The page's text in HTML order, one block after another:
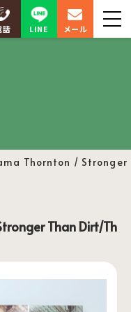
話 LINE メール
Thornton /
Than Dirt/Th